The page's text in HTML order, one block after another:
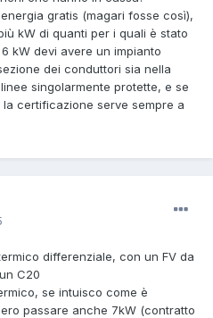
gratis (magari fosse così),
kW di quanti per i quali è stato
kW devi avere un impianto
dei conduttori sia nella
singolarmente protette, e se
certificazione serve sempre a
differenziale, con un FV da
C20
se intuisco come è
passare anche 7kW (contratto